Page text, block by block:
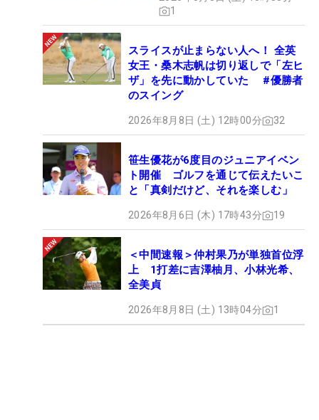
1
スライスが止まらない人へ！ 全英
女王・桑木志帆は切り返しで「左ヒ
ザ」を先に動かしていた #優勝者
のスイング
2026年8月8日 (土) 12時00分 32
笹生優花が6度目のジュニアイベン
ト開催 ゴルフを通じて伝えたいこ
と「真剣だけど、それを楽しむ」
2026年8月6日 (木) 17時43分 19
＜中間速報＞仲村果乃が単独首位浮
上 1打差に吉澤柚月、小林光希、
全美貞
2026年8月8日 (土) 13時04分 1